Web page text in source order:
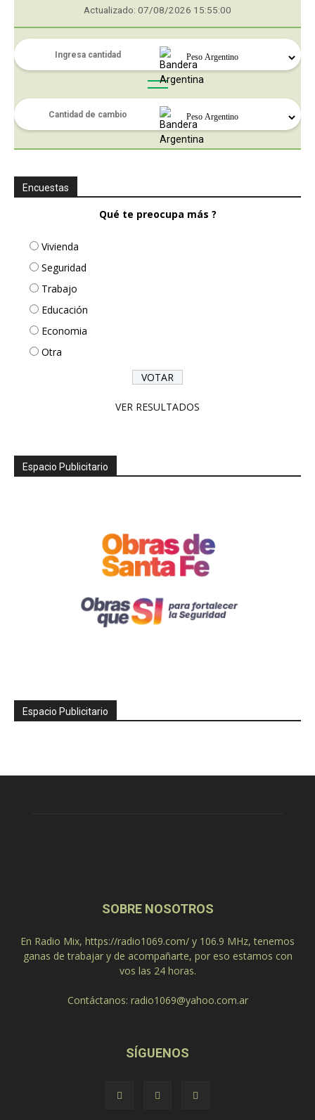
Actualizado: 07/08/2026 15:55:00
Encuestas
Qué te preocupa más ?
Vivienda
Seguridad
Trabajo
Educación
Economia
Otra
VER RESULTADOS
Espacio Publicitario
Espacio Publicitario
SOBRE NOSOTROS
En Radio Mix, https://radio1069.com/ y 106.9 MHz, tenemos
ganas de trabajar y de acompañarte, por eso estamos con
vos las 24 horas.
Contáctanos: radio1069@yahoo.com.ar
SÍGUENOS